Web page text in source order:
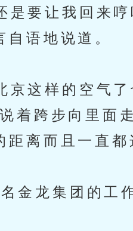
要让我回来哼
语地说道。
这样的空气了
着跨步向里面
离而且一直都
龙集团的工